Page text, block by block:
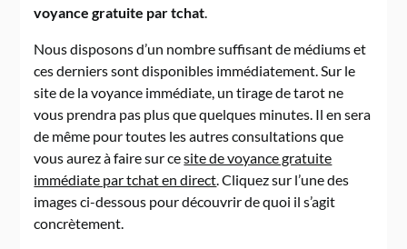
voyance gratuite par tchat.
Nous disposons d’un nombre suffisant de médiums et
ces derniers sont disponibles immédiatement. Sur le
site de la voyance immédiate, un tirage de tarot ne
vous prendra pas plus que quelques minutes. Il en sera
de même pour toutes les autres consultations que
vous aurez à faire sur cesite de voyance gratuite
immédiate par tchat en direct. Cliquez sur l’une des
images ci-dessous pour découvrir de quoi il s’agit
concrètement.